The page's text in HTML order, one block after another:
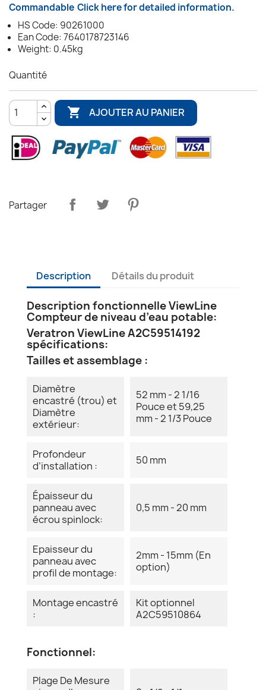
Commandable Click here for detailed information.
HS Code: 90261000
Ean Code: 7640178723146
Weight: 0.45kg
Quantité
 AJOUTER AU PANIER
Partager
Description Détails du produit
Description fonctionnelle ViewLine
Compteur de niveau d’eau potable:
Veratron ViewLine A2C59514192
spécifications:
Tailles et assemblage :
Diamètre
encastré (trou) et
Diamètre
extérieur:
52 mm - 2 1/16
Pouce et 59,25
mm - 2 1/3 Pouce
Profondeur
d’installation :
50 mm
Épaisseur du
panneau avec
écrou spinlock:
0,5 mm - 20 mm
Epaisseur du
panneau avec
profil de montage:
2mm - 15mm (En
option)
Montage encastré
:
Kit optionnel
A2C59510864
Fonctionnel:
Plage De Mesure